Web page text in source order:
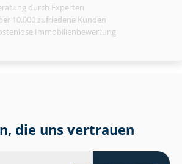
durch Experten
10.000 zufriedene Kunden
Immobilienbewertung
die uns vertrauen